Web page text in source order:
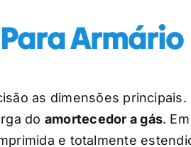
Armário
as dimensões
do amortecedor a gás.
e totalmente